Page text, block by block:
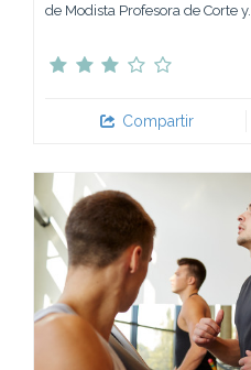
de Modista Profesora de Corte y...
Compartir